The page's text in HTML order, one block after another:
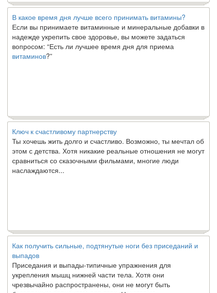
В какое время дня лучше всего принимать витамины?
Если вы принимаете витаминные и минеральные добавки в
надежде укрепить свое здоровье, вы можете задаться
вопросом: “Есть ли лучшее время дня для приема
витаминов ?”
Ключ к счастливому партнерству
Ты хочешь жить долго и счастливо. Возможно, ты мечтал об
этом с детства. Хотя никакие реальные отношения не могут
сравниться со сказочными фильмами, многие люди
наслаждаются...
Как получить сильные, подтянутые ноги без приседаний и
выпадов
Приседания и выпады-типичные упражнения для
укрепления мышц нижней части тела. Хотя они
чрезвычайно распространены, они не могут быть
безопасным вариантом для всех. Некоторые...